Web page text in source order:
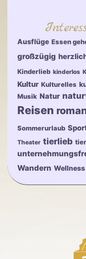
Ausflüge Essen
großzügig
Kinderlieb kinderlos
Kultur Kulturelles
Musik Natur
Reisen
Sommerurlaub
Theater tierlieb
Wandern Wellness